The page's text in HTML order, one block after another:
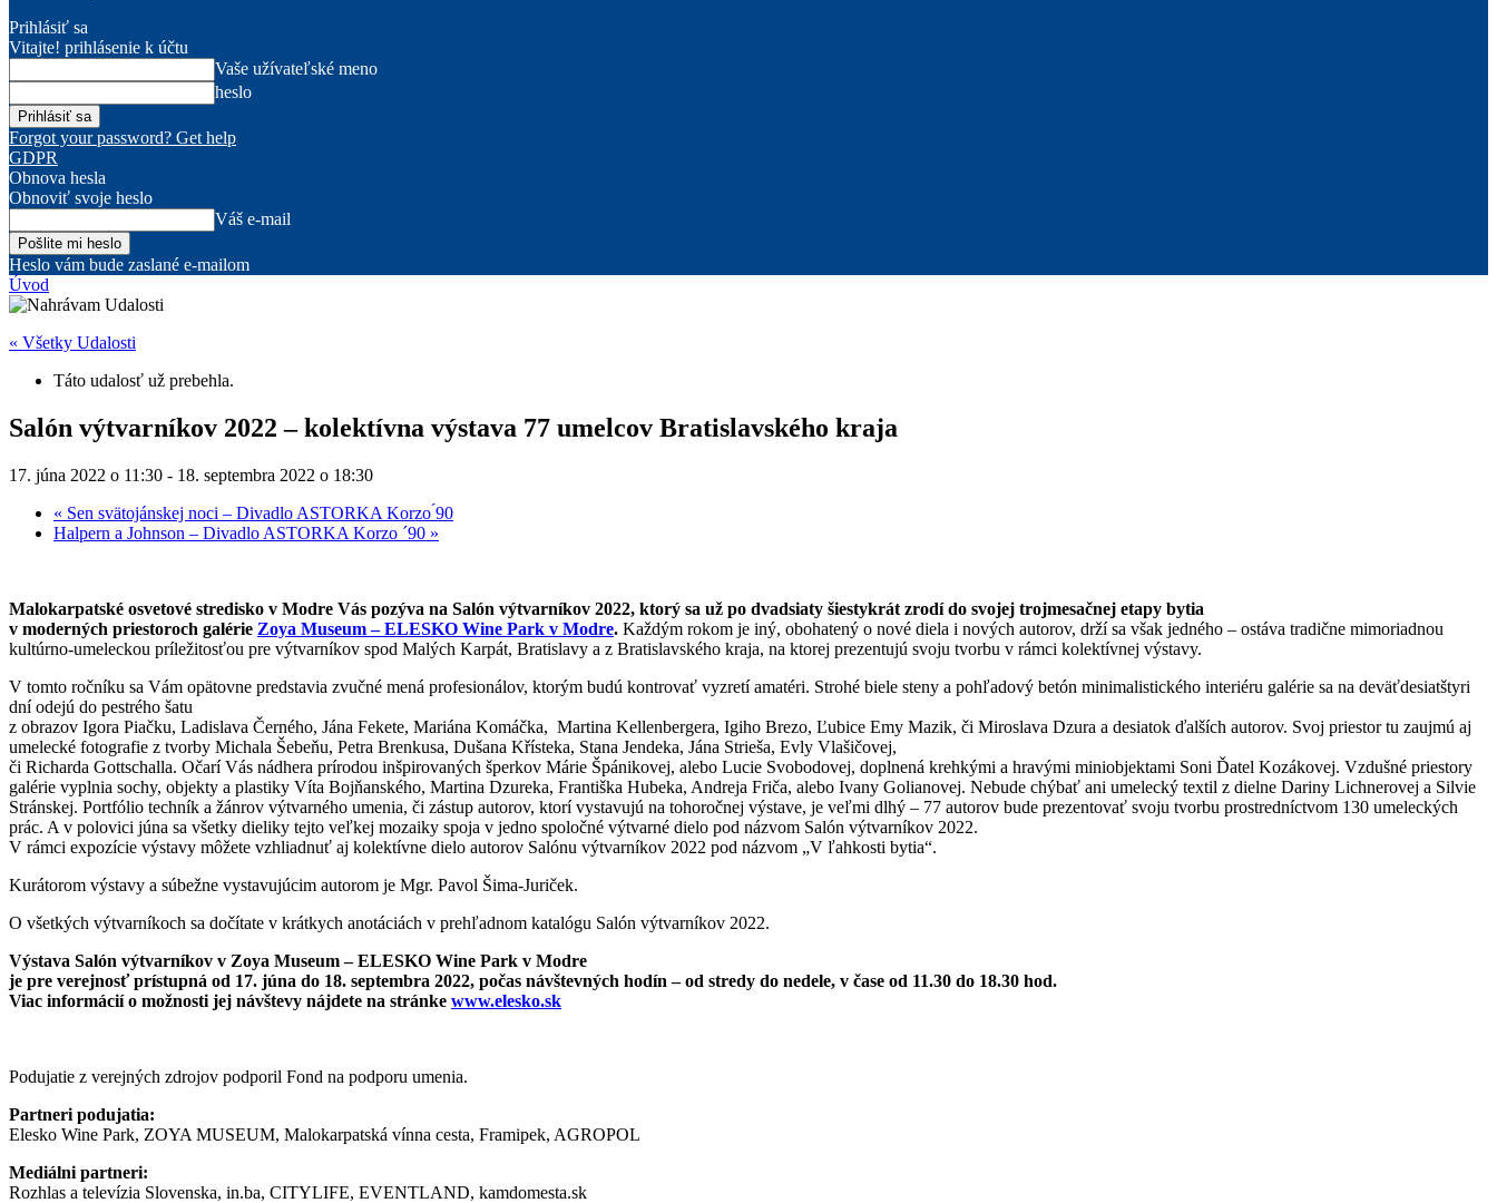
Prihlásiť sa
Vitajte! prihlásenie k účtu
Vaše užívateľské meno
heslo
Forgot your password? Get help
GDPR
Obnova hesla
Obnoviť svoje heslo
Váš e-mail
Heslo vám bude zaslané e-mailom
Úvod
« Všetky Udalosti
Táto udalosť už prebehla.
Salón výtvarníkov 2022 – kolektívna výstava 77 umelcov Bratislavského kraja
17. júna 2022 o 11:30 - 18. septembra 2022 o 18:30
« Sen svätojánskej noci – Divadlo ASTORKA Korzo ́90
Halpern a Johnson – Divadlo ASTORKA Korzo ´90 »
Malokarpatské osvetové stredisko v Modre Vás pozýva na Salón výtvarníkov 2022, ktorý sa už po dvadsiaty šiestykrát zrodí do svojej trojmesačnej etapy bytia
v moderných priestoroch galérie Zoya Museum – ELESKO Wine Park v Modre. Každým rokom je iný, obohatený o nové diela i nových autorov, drží sa však jedného – ostáva tradične mimoriadnou
kultúrno-umeleckou príležitosťou pre výtvarníkov spod Malých Karpát, Bratislavy a z Bratislavského kraja, na ktorej prezentujú svoju tvorbu v rámci kolektívnej výstavy.
V tomto ročníku sa Vám opätovne predstavia zvučné mená profesionálov, ktorým budú kontrovať vyzretí amatéri. Strohé biele steny a pohľadový betón minimalistického interiéru galérie sa na deväťdesiatštyri
dní odejú do pestrého šatu
z obrazov Igora Piačku, Ladislava Černého, Jána Fekete, Mariána Komáčka, Martina Kellenbergera, Igiho Brezo, Ľubice Emy Mazik, či Miroslava Dzura a desiatok ďalších autorov. Svoj priestor tu zaujmú aj
umelecké fotografie z tvorby Michala Šebeňu, Petra Brenkusa, Dušana Křísteka, Stana Jendeka, Jána Strieša, Evly Vlašičovej,
či Richarda Gottschalla. Očarí Vás nádhera prírodou inšpirovaných šperkov Márie Špánikovej, alebo Lucie Svobodovej, doplnená krehkými a hravými miniobjektami Soni Ďatel Kozákovej. Vzdušné priestory
galérie vyplnia sochy, objekty a plastiky Víta Bojňanského, Martina Dzureka, Františka Hubeka, Andreja Friča, alebo Ivany Golianovej. Nebude chýbať ani umelecký textil z dielne Dariny Lichnerovej a Silvie
Stránskej. Portfólio techník a žánrov výtvarného umenia, či zástup autorov, ktorí vystavujú na tohoročnej výstave, je veľmi dlhý – 77 autorov bude prezentovať svoju tvorbu prostredníctvom 130 umeleckých
prác. A v polovici júna sa všetky dieliky tejto veľkej mozaiky spoja v jedno spoločné výtvarné dielo pod názvom Salón výtvarníkov 2022.
V rámci expozície výstavy môžete vzhliadnuť aj kolektívne dielo autorov Salónu výtvarníkov 2022 pod názvom „V ľahkosti bytia“.
Kurátorom výstavy a súbežne vystavujúcim autorom je Mgr. Pavol Šima-Juriček.
O všetkých výtvarníkoch sa dočítate v krátkych anotáciách v prehľadnom katalógu Salón výtvarníkov 2022.
Výstava Salón výtvarníkov v Zoya Museum – ELESKO Wine Park v Modre
je pre verejnosť prístupná od 17. júna do 18. septembra 2022, počas návštevných hodín – od stredy do nedele, v čase od 11.30 do 18.30 hod.
Viac informácií o možnosti jej návštevy nájdete na stránke www.elesko.sk
Podujatie z verejných zdrojov podporil Fond na podporu umenia.
Partneri podujatia:
Elesko Wine Park, ZOYA MUSEUM, Malokarpatská vínna cesta, Framipek, AGROPOL
Mediálni partneri:
Rozhlas a televízia Slovenska, in.ba, CITYLIFE, EVENTLAND, kamdomesta.sk